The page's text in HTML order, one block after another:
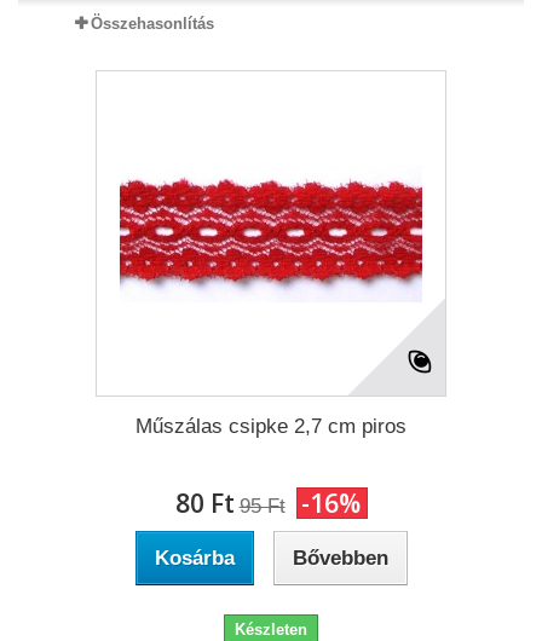
Összehasonlítás
Műszálas csipke 2,7 cm piros
80 Ft‎ 95 Ft‎ -16%
Kosárba Bővebben
Készleten